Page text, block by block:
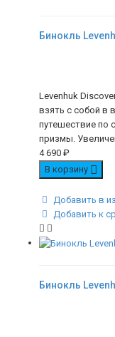
Бинокль
Levenhuk
взять с собой в
путешествие по
призмы.
4 690 ₽
В корзину
Добавить в
Добавить к
Бинокль